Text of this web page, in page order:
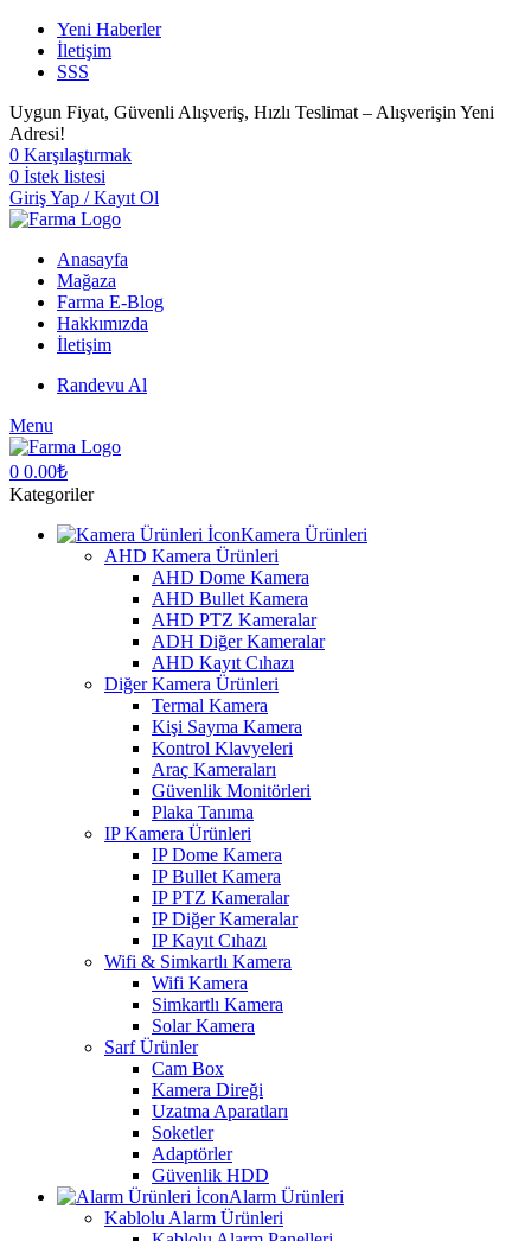
Yeni Haberler
İletişim
SSS
Uygun Fiyat, Güvenli Alışveriş, Hızlı Teslimat – Alışverişin Yeni
Adresi!
0 Karşılaştırmak
0 İstek listesi
Giriş Yap / Kayıt Ol
Anasayfa
Mağaza
Farma E-Blog
Hakkımızda
İletişim
Randevu Al
Menu
0 0.00₺
Kategoriler
Kamera Ürünleri
AHD Kamera Ürünleri
AHD Dome Kamera
AHD Bullet Kamera
AHD PTZ Kameralar
ADH Diğer Kameralar
AHD Kayıt Cıhazı
Diğer Kamera Ürünleri
Termal Kamera
Kişi Sayma Kamera
Kontrol Klavyeleri
Araç Kameraları
Güvenlik Monitörleri
Plaka Tanıma
IP Kamera Ürünleri
IP Dome Kamera
IP Bullet Kamera
IP PTZ Kameralar
IP Diğer Kameralar
IP Kayıt Cıhazı
Wifi & Simkartlı Kamera
Wifi Kamera
Simkartlı Kamera
Solar Kamera
Sarf Ürünler
Cam Box
Kamera Direği
Uzatma Aparatları
Soketler
Adaptörler
Güvenlik HDD
Alarm Ürünleri
Kablolu Alarm Ürünleri